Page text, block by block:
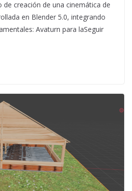
creación de una cinemática de
en Blender 5.0, integrando
Avaturn para laSeguir